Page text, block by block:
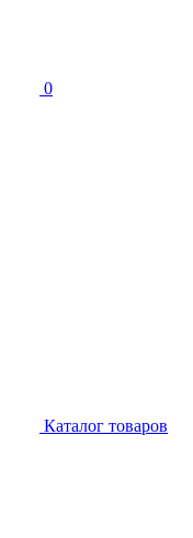
0
Каталог товаров